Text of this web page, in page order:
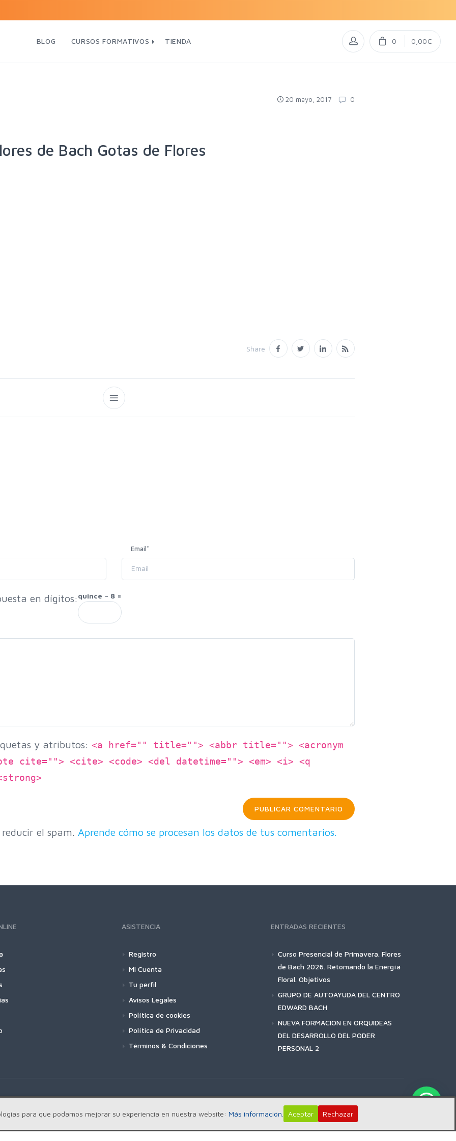
BLOG CURSOS FORMATIVOS TIENDA 0 0,00€
20 mayo, 2017 0
de Bach Gotas de Flores
Share
Email*
en dígitos: quince − 8 =
y atributos: <a href="" title=""> <abbr title=""> <acronym
cite=""> <cite> <code> <del datetime=""> <em> <i> <q
el spam. Aprende cómo se procesan los datos de tus comentarios.
ASISTENCIA
Registro
Mi Cuenta
Tu perfil
Avisos Legales
Política de cookies
Política de Privacidad
Términos & Condiciones
ENTRADAS RECIENTES
Curso Presencial de Primavera. Flores
de Bach 2026. Retomando la Energía
Floral. Objetivos
GRUPO DE AUTOAYUDA DEL CENTRO
EDWARD BACH
NUEVA FORMACION EN ORQUIDEAS
DEL DESARROLLO DEL PODER
PERSONAL 2
para que podamos mejorar su experiencia en nuestra website: Más información. Aceptar Rechazar